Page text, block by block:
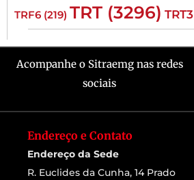
TRF6 (219) TRT (3296) TRT3
Acompanhe o Sitraemg nas redes
sociais
Endereço e Contato
Endereço da Sede
R. Euclides da Cunha, 14 Prado